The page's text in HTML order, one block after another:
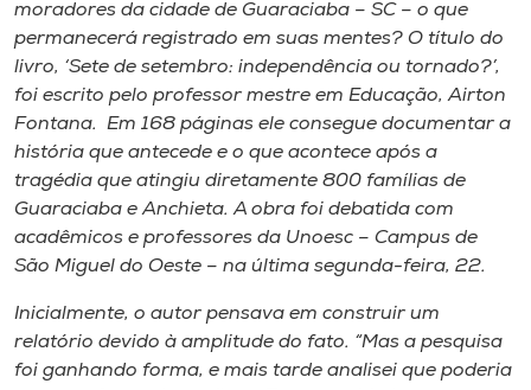
Biblioteca
Editora
Rádio
Museu
Unoesc
Store
moradores da cidade de Guaraciaba – SC – o que
permanecerá registrado em suas mentes? O título do
livro, ‘Sete de setembro: independência ou tornado?’,
foi escrito pelo professor mestre em Educação, Airton
Fontana. Em 168 páginas ele consegue documentar a
história que antecede e o que acontece após a
tragédia que atingiu diretamente 800 famílias de
Guaraciaba e Anchieta. A obra foi debatida com
acadêmicos e professores da Unoesc – Campus de
São Miguel do Oeste – na última segunda-feira, 22.
Inicialmente, o autor pensava em construir um
relatório devido à amplitude do fato. “Mas a pesquisa
foi ganhando forma, e mais tarde analisei que poderia